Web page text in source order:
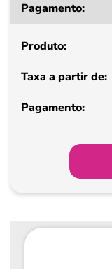
a
de
Pagamento